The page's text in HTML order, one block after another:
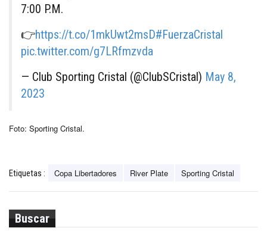
7:00 P.M.
👉https://t.co/1mkUwt2msD#FuerzaCristal
pic.twitter.com/g7LRfmzvda
— Club Sporting Cristal (@ClubSCristal) May 8,
2023
Foto: Sporting Cristal.
Etiquetas : Copa Libertadores River Plate Sporting Cristal
Buscar